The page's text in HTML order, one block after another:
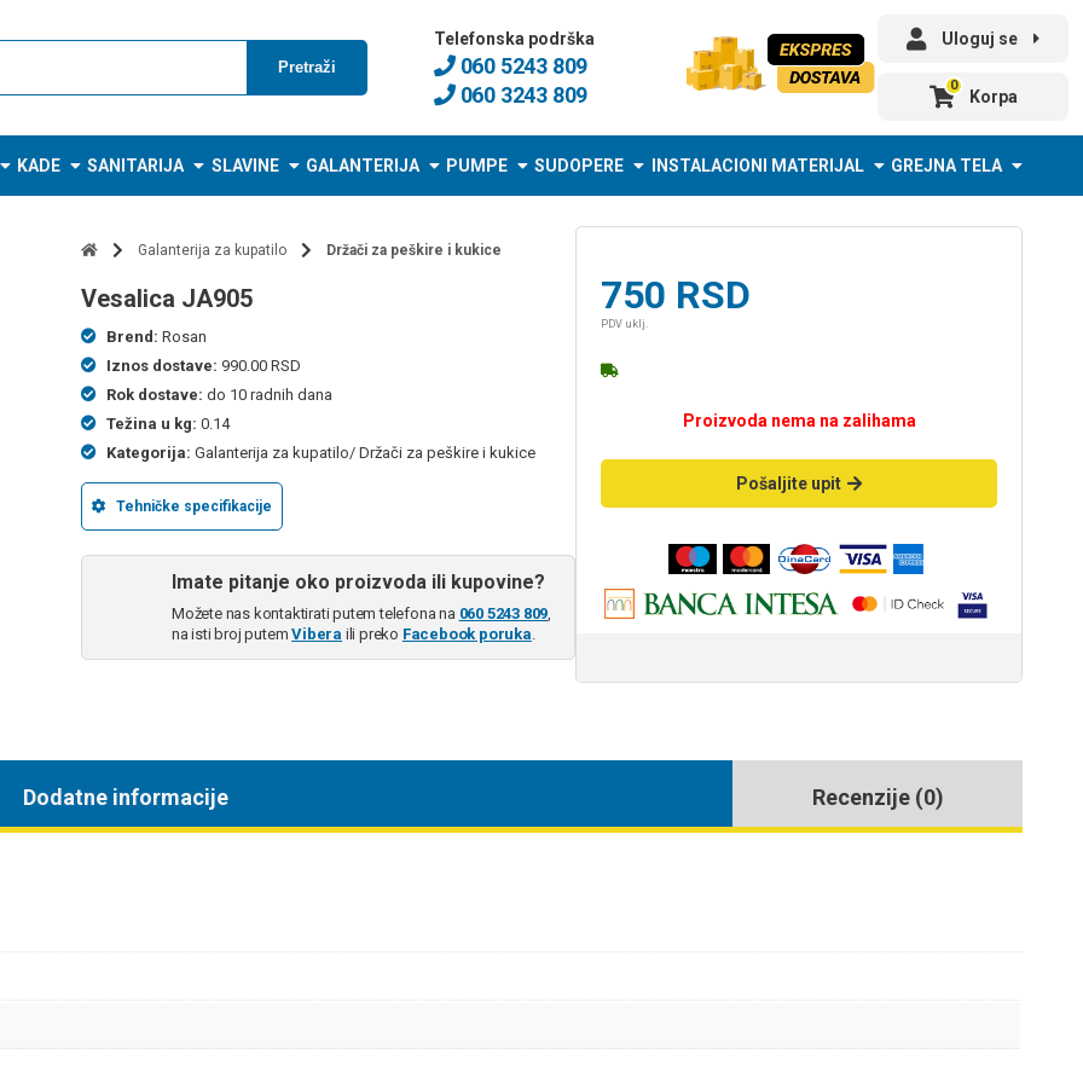
Pretraži
Telefonska podrška
060 5243 809
060 3243 809
Uloguj se
0
Korpa
KADE SANITARIJA SLAVINE GALANTERIJA PUMPE SUDOPERE INSTALACIONI MATERIJAL GREJNA TELA
Galanterija za kupatilo Držači za peškire i kukice
vesalica JA905
Brend: Rosan
Iznos dostave: 990.00 RSD
Rok dostave: do 10 radnih dana
Težina u kg: 0.14
Kategorija: Galanterija za kupatilo/ Držači za peškire i kukice
Tehničke specifikacije
Imate pitanje oko proizvoda ili kupovine?
Možete nas kontaktirati putem telefona na 060 5243 809,
na isti broj putemVibera ili preko Facebook poruka.
750 RSD
PDV uklj.
Proizvoda nema na zalihama
Pošaljite upit
Dodatne informacije Recenzije (0)